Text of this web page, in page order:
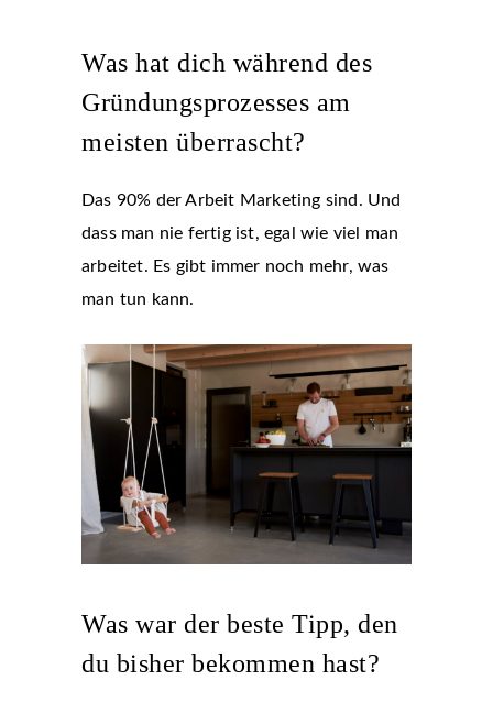
Was hat dich während des
Gründungsprozesses am
meisten überrascht?
Das 90% der Arbeit Marketing sind. Und
dass man nie fertig ist, egal wie viel man
arbeitet. Es gibt immer noch mehr, was
man tun kann.
Was war der beste Tipp, den
du bisher bekommen hast?